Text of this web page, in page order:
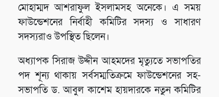
মোহাম্মদ আশরাফুল ইসলামসহ অনেকে। এ সময়
ফাউন্ডেশনের নির্বাহী কমিটির সদস্য ও সাধারণ
সদস্যরাও উপস্থিত ছিলেন।
অধ্যাপক সিরাজ উদ্দীন আহমদের মৃত্যুতে সভাপতির
পদ শূন্য থাকায় সর্বসম্মতিক্রমে ফাউন্ডেশনের সহ-
সভাপতি ড. আবুল কাশেম হায়দারকে নতুন কমিটির